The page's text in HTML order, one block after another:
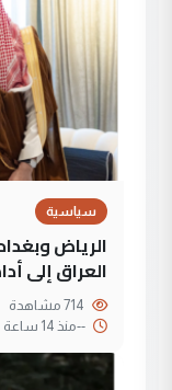
سياسية
الرياض
العراق إلى
--منذ 14 ساعة